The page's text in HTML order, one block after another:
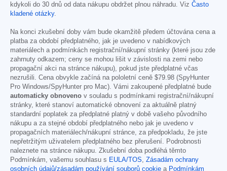
kdykoli do 30 dnů od data nákupu obdržet plnou náhradu. Viz Často
kladené otázky.
Na konci zkušební doby vám bude okamžitě předem účtována cena a
platba za období předplatného, jak je uvedeno v nabídkových
materiálech a podmínkách registrační/nákupní stránky (které jsou zde
zahrnuty odkazem; ceny se mohou lišit v závislosti na zemi nebo
propagační akci na stránce nákupu), pokud jste předplatné včas
nezrušili. Cena obvykle začíná na pololetní ceně $79.98 (SpyHunter
Pro Windows/SpyHunter pro Mac). Vámi zakoupené předplatné bude
automaticky obnoveno v souladu s podmínkami registrační/nákupní
stránky, které stanoví automatické obnovení za aktuálně platný
standardní poplatek za předplatné platný v době vašeho původního
nákupu a za stejné období předplatného nebo jak je uvedeno v
propagačních materiálech/nákupní stránce, za předpokladu, že jste
nepřetržitým uživatelem předplatného bez přerušení. Podrobnosti
naleznete na stránce nákupu. Zkušební doba podléhá těmto
Podmínkám, vašemu souhlasu s EULA/TOS, Zásadám ochrany
osobních údajů/zásadám používání souborů cookie a Podmínkám